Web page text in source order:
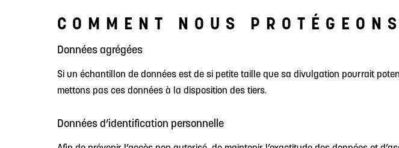
COMMENT NOUS
Données agrégées
Si un échantillon de données est de si petite taille que sa divulgation pourrait
mettons pas ces données à la disposition des tiers.
Données d’identification personnelle